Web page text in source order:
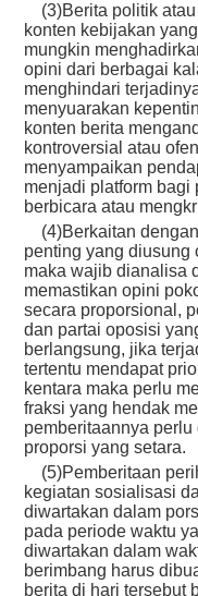
(3)Berita politik atau
konten kebijakan
mungkin
opini dari berbagai
menghindari
menyuarakan
konten berita
kontroversial atau
menyampaikan
menjadi platform bagi
berbicara atau
(4)Berkaitan
penting yang diusung
maka wajib dianalisa
memastikan opini
secara proporsional,
dan partai oposisi
berlangsung, jika
tertentu mendapat
kentara maka perlu
fraksi yang hendak
pemberitaannya
proporsi yang setara.
(5)Pemberitaan
kegiatan sosialisasi
diwartakan dalam
pada periode waktu
diwartakan dalam
berimbang harus
berita di hari tersebut